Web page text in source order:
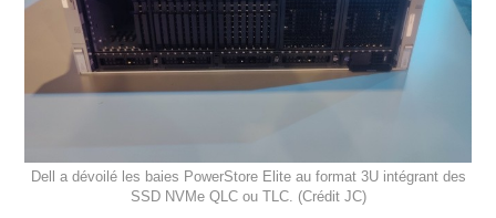
Dell a dévoilé les baies PowerStore Elite au format 3U intégrant des
SSD NVMe QLC ou TLC. (Crédit JC)